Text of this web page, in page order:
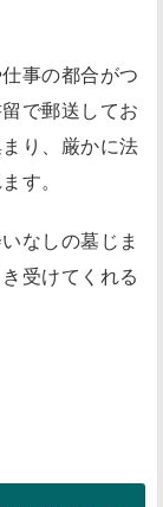
事の都合がつ
で郵送してお
り、厳かに法
す。
なしの墓じま
受けてくれる